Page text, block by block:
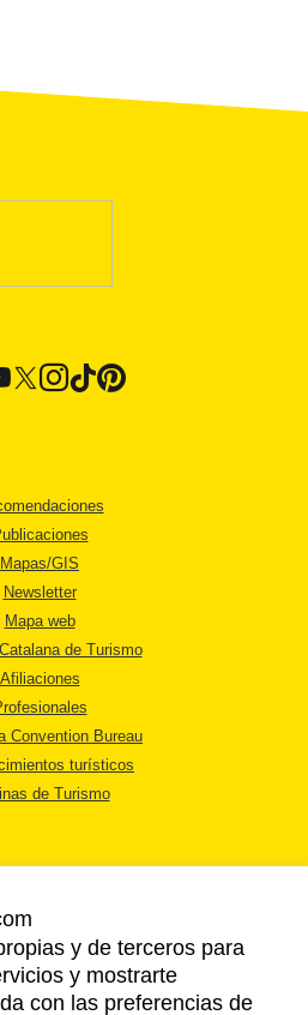
Mapas/GIS
Newsletter
Mapa web
de Turismo
Afiliaciones
Convention Bureau
turísticos
de Turismo
LEGAL
DE PRIVACIDAD
y de terceros para
y mostrarte
con las preferencias de